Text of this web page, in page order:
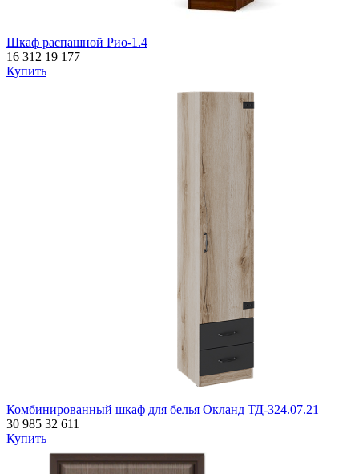
Шкаф распашной Рио-1.4
16 312 19 177
Купить
Комбинированный шкаф для белья Окланд ТД-324.07.21
30 985 32 611
Купить